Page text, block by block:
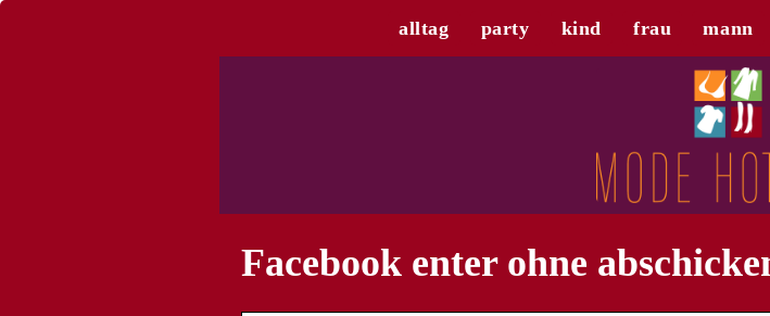
alltag party kind frau mann
Facebook enter ohne